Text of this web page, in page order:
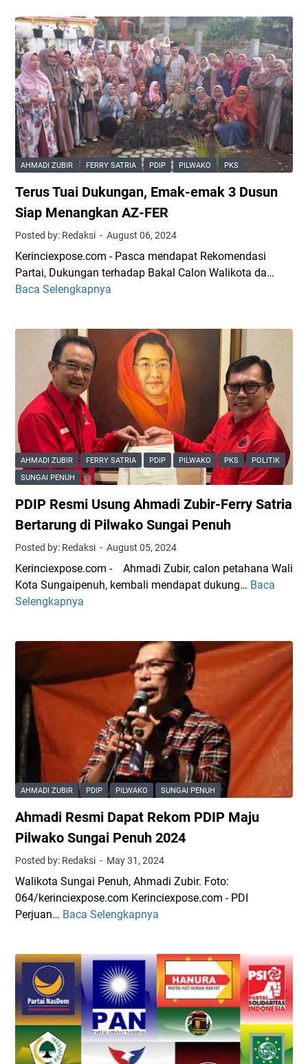
i
l
a
t
u
r
a
h
m
i
e
r
a
t
r
d
r
a
a
n
o
l
i
d
M
e
n
a
n
k
a
a
r
i
-
S
a
n
i
d
i
P
l
u
b
J
m
b
m
i
D
i
l
a
n
t
i
k
,
R
c
i
t
P
h
a
t
i
n
J
i
I
p
r
i
K
a
u
m
a
w
AHMADI ZUBIR FERRY SATRIA PDIP PILWAKO PKS
Terus Tuai Dukungan, Emak-emak 3 Dusun
Siap Menangkan AZ-FER
Posted by: Redaksi August 06, 2024
Kerinciexpose.com - Pasca mendapat Rekomendasi
Partai, Dukungan terhadap Bakal Calon Walikota da…
Baca Selengkapnya
T
u
i
D
u
k
u
n
g
n
,
E
e
k
3
D
u
s
u
n
S
a
p
M
e
a
n
g
k
a
n
A
AHMADI ZUBIR FERRY SATRIA PDIP PILWAKO PKS
POLITIK
SUNGAI PENUH
PDIP Resmi Usung Ahmadi Zubir-Ferry Satria
Bertarung di Pilwako Sungai Penuh
Posted by: Redaksi August 05, 2024
Kerinciexpose.com - Ahmadi Zubir, calon petahana Wali
Kota Sungaipenuh, kembali mendapat dukung… Baca
Selengkapnya
P
e
u
n
g
A
h
a
d
i
Z
i
r
-
F
e
AHMADI ZUBIR PDIP PILWAKO SUNGAI PENUH
Ahmadi Resmi Dapat Rekom PDIP Maju
Pilwako Sungai Penuh 2024
Posted by: Redaksi May 31, 2024
Walikota Sungai Penuh, Ahmadi Zubir. Foto:
064/kerinciexpose.com Kerinciexpose.com - PDI
Perjuan… Baca Selengkapnya
a
d
i
R
e